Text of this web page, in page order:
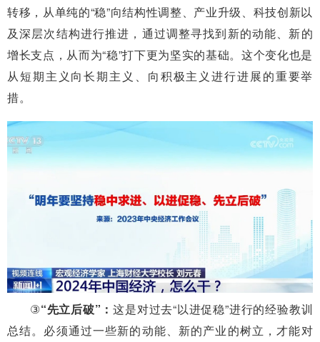
转移，从单纯的“稳”向结构性调整、产业升级、科技创新以
及深层次结构进行推进，通过调整寻找到新的动能、新的
增长支点，从而为“稳”打下更为坚实的基础。这个变化也是
从短期主义向长期主义、向积极主义进行进展的重要举
措。
③“先立后破”：这是对过去“以进促稳”进行的经验教训
总结。必须通过一些新的动能、新的产业的树立，才能对